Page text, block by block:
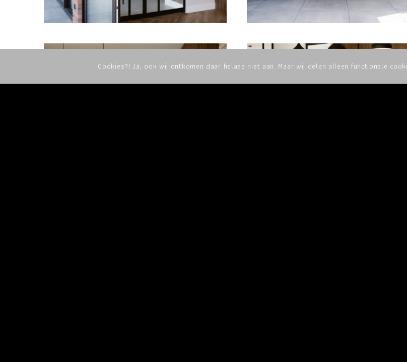
Cookies?! Ja, ook wij ontkomen daar helaas niet aan. Maar wij delen alleen functionele